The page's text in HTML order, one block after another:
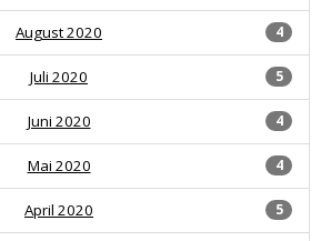
4
August 2020
5
Juli 2020
4
Juni 2020
4
Mai 2020
5
April 2020